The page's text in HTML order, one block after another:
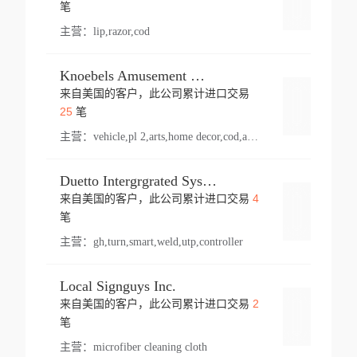
笔
主营： lip,razor,cod
Knoebels Amusement Resort
来自美国的客户，此公司累计进口交易
25笔
主营： vehicle,pl 2,arts,home decor,cod,amusement ride,sea
Duetto Intergrgrated Systems Inc.
来自美国的客户，此公司累计进口交易 4
笔
主营： gh,turn,smart,weld,utp,controller
Local Signguys Inc.
来自美国的客户，此公司累计进口交易 2
笔
主营： microfiber cleaning cloth